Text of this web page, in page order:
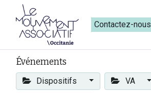
Contactez-nous​​
Événements
Dispositifs VA